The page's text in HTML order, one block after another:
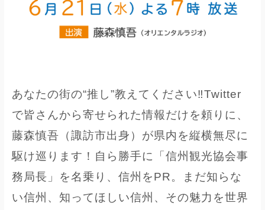
あなたの街の“推し”教えてください‼Twitter
で皆さんから寄せられた情報だけを頼りに、
藤森慎吾（諏訪市出身）が県内を縦横無尽に
駆け巡ります！自ら勝手に「信州観光協会事
務局長」を名乗り、信州をPR。まだ知らな
い信州、知ってほしい信州、その魅力を世界